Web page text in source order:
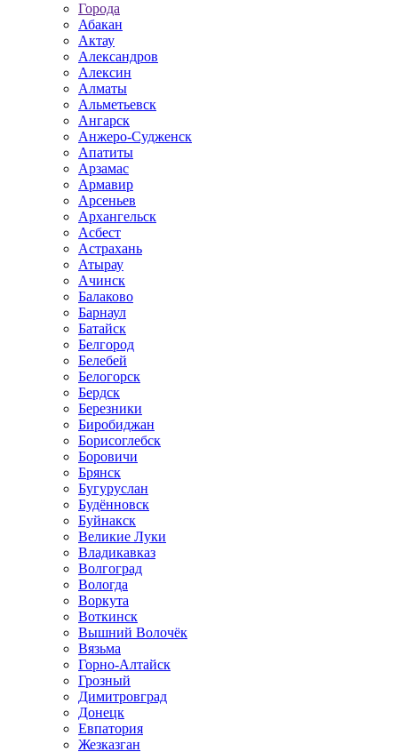
Города
Абакан
Актау
Александров
Алексин
Алматы
Альметьевск
Ангарск
Анжеро-Судженск
Апатиты
Арзамас
Армавир
Арсеньев
Архангельск
Асбест
Астрахань
Атырау
Ачинск
Балаково
Барнаул
Батайск
Белгород
Белебей
Белогорск
Бердск
Березники
Биробиджан
Борисоглебск
Боровичи
Брянск
Бугуруслан
Будённовск
Буйнакск
Великие Луки
Владикавказ
Волгоград
Вологда
Воркута
Воткинск
Вышний Волочёк
Вязьма
Горно-Алтайск
Грозный
Димитровград
Донецк
Евпатория
Жезказган